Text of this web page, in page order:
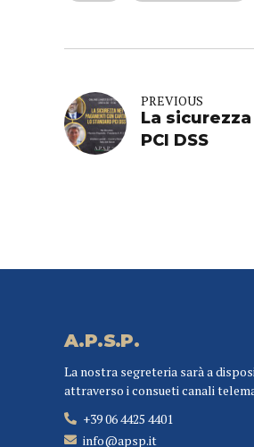
PREVIOUS
La
PCI DSS
A.P.S.P.
La nostra segreteria sarà a
attraverso i consueti canali
+39 06 4425 4401
info@apsp.it